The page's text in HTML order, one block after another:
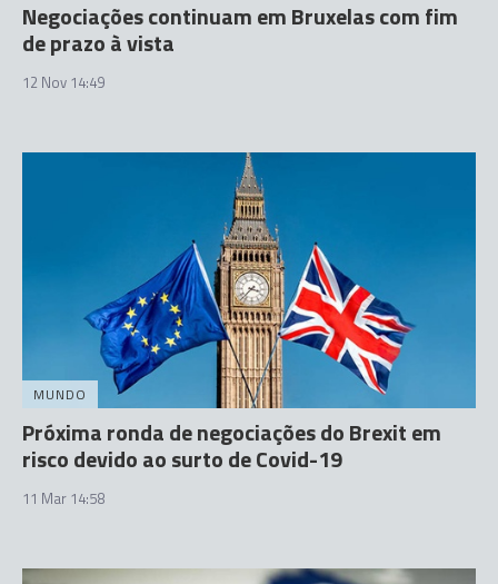
Negociações continuam em Bruxelas com fim
de prazo à vista
12 Nov 14:49
MUNDO
Próxima ronda de negociações do Brexit em
risco devido ao surto de Covid-19
11 Mar 14:58